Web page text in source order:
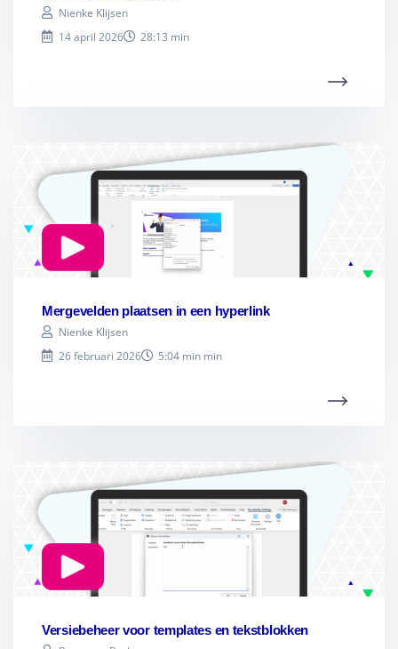
Nienke Klijsen
14 april 2026
28:13 min
Mergevelden plaatsen in een hyperlink
Nienke Klijsen
26 februari 2026
5:04 min min
Versiebeheer voor templates en tekstblokken